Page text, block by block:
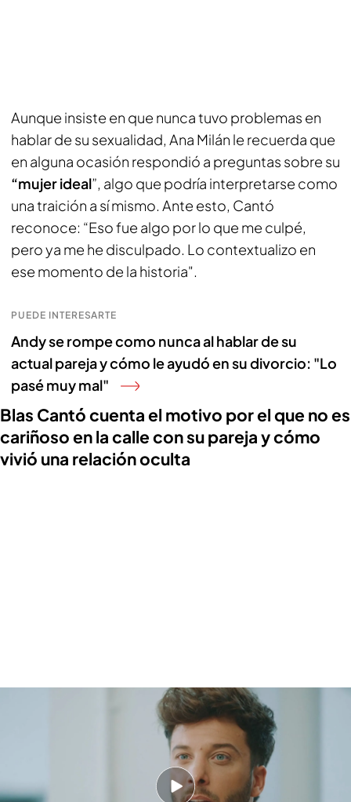
Aunque insiste en que nunca tuvo problemas en
hablar de su sexualidad, Ana Milán le recuerda que
en alguna ocasión respondió a preguntas sobre su
“mujer ideal”, algo que podría interpretarse como
una traición a sí mismo. Ante esto, Cantó
reconoce: “Eso fue algo por lo que me culpé,
pero ya me he disculpado. Lo contextualizo en
ese momento de la historia".
PUEDE INTERESARTE
Andy se rompe como nunca al hablar de su
actual pareja y cómo le ayudó en su divorcio: "Lo
pasé muy mal"
Blas Cantó cuenta el motivo por el que no es
cariñoso en la calle con su pareja y cómo
vivió una relación oculta
Blas Cantó cuenta el motivo por el que no es cariñoso en la calle con su
pareja y cómo vivió una relación oculta
Por otro lado, Blas explica que no le gusta la frase
porque la une a su propia
responsabilidad. Así pues, el cantante ha hablado